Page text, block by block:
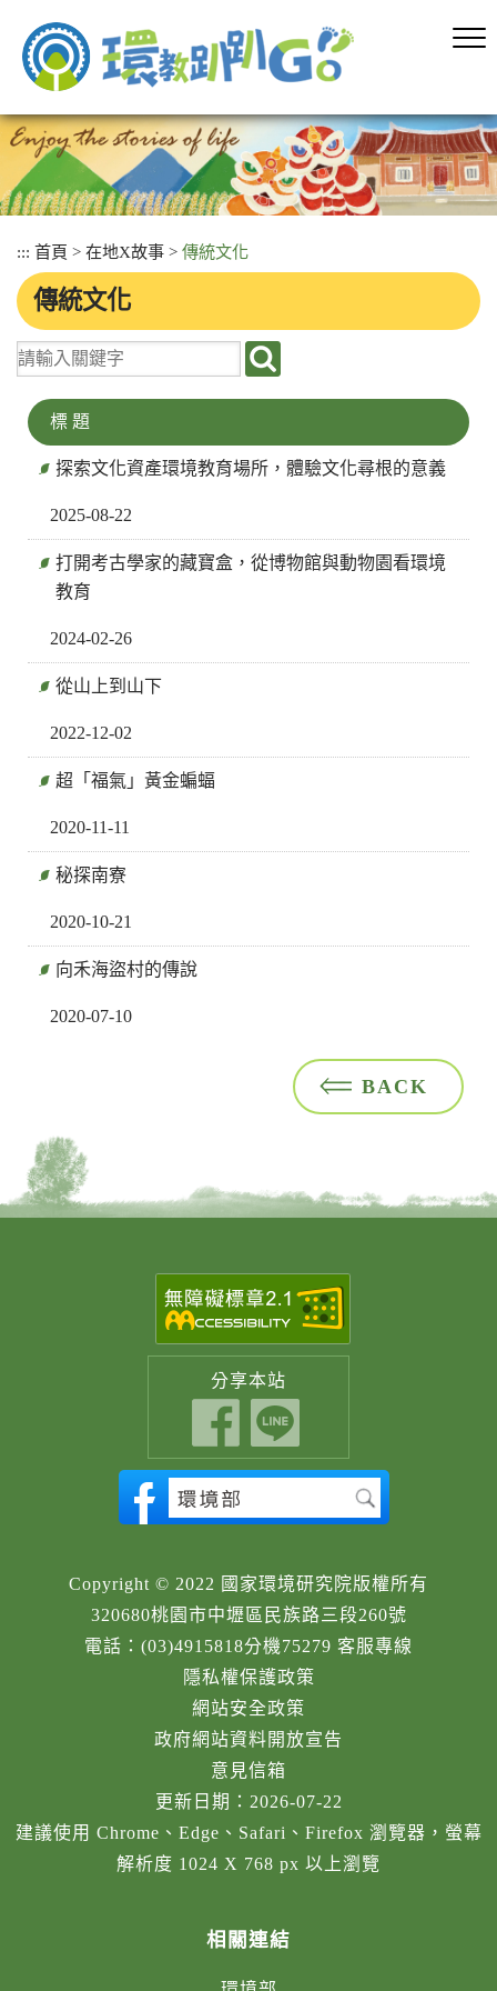
容
塊
::: 首頁 > 在地X故事 > 傳統文化
傳統文化
關
鍵
字
搜
標 題
探索文化資產環境教育場所，體驗文化尋根的意義
2025-08-22
打開考古學家的藏寶盒，從博物館與動物園看環境
教育
2024-02-26
從山上到山下
2022-12-02
超「福氣」黃金蝙蝠
2020-11-11
秘探南寮
2020-10-21
向禾海盜村的傳說
2020-07-10
BACK
分享本站
Copyright © 2022 國家環境研究院版權所有
320680桃園市中壢區民族路三段260號
電話：(03)4915818分機75279 客服專線
隱私權保護政策
網站安全政策
政府網站資料開放宣告
意見信箱
更新日期：2026-07-22
建議使用 Chrome、Edge、Safari、Firefox 瀏覽器，螢幕
解析度 1024 X 768 px 以上瀏覽
相關連結